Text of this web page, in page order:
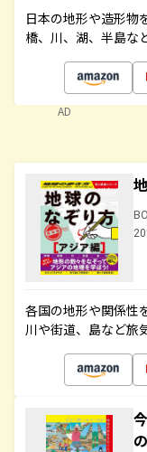
日本の地形や造形物
橋、川、湖、半島な
AD
各国の地形や関係性
川や街道、島など旅